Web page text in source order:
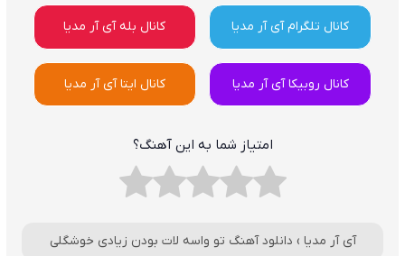
کانال تلگرام آی آر مدیا کانال بله آی آر مدیا
کانال روبیکا آی آر مدیا کانال ایتا آی آر مدیا
امتیاز شما به این آهنگ؟
آی آر مدیا › دانلود آهنگ تو واسه لات بودن زیادی خوشگلی